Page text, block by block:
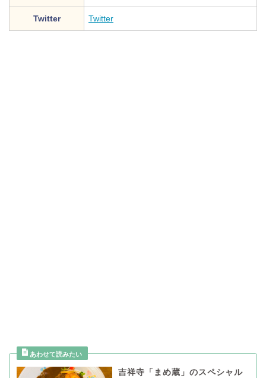
Twitter Twitter
吉祥寺「まめ蔵」のスペシャル